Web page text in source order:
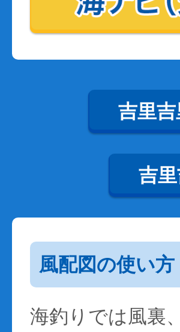
吉里
吉
風配図の使い方
海釣りでは風裏